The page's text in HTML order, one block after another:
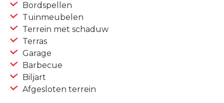
Bordspellen
Tuinmeubelen
Terrein met schaduw
Terras
Garage
Barbecue
Biljart
Afgesloten terrein